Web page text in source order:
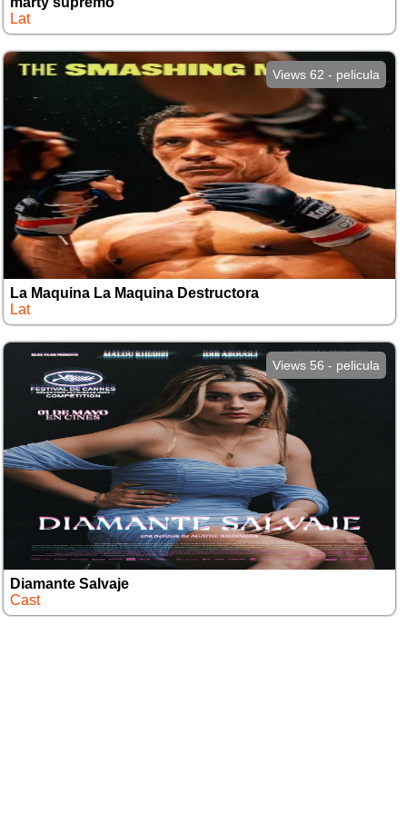
Lat
Views 62 - pelicula
La Maquina La Maquina Destructora
Lat
Views 56 - pelicula
Diamante Salvaje
Cast